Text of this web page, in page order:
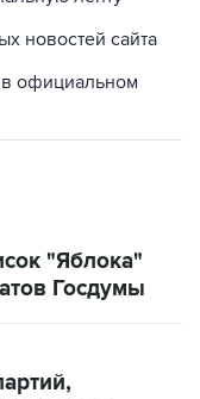
в официальном
Госдумы
в